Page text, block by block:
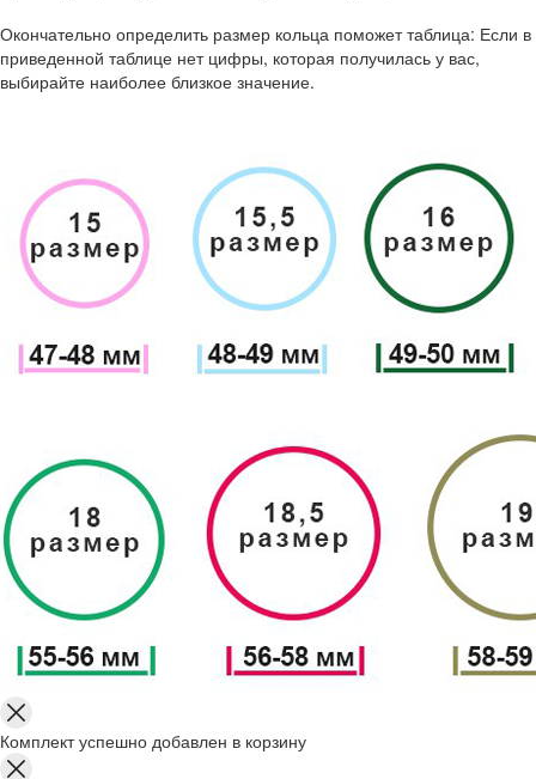
Окончательно определить размер кольца поможет таблица: Если в
приведенной таблице нет цифры, которая получилась у вас,
выбирайте наиболее близкое значение.
Комплект успешно добавлен в корзину